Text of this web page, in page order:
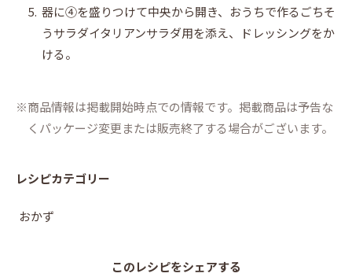
5. 器に④を盛りつけて中央から開き、おうちで作るごちそ
うサラダイタリアンサラダ用を添え、ドレッシングをか
ける。
商品情報は掲載開始時点での情報です。掲載商品は予告な
くパッケージ変更または販売終了する場合がございます。
レシピカテゴリー
おかず
このレシピをシェアする